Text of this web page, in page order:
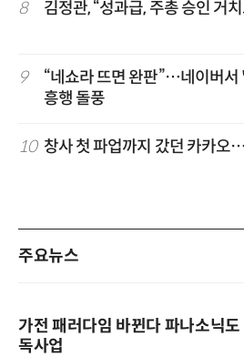
8 김정관, “성과급, 주총 승인 거
9
“네쇼라 뜨면 완판”…네이버서
흥행 돌풍
10 창사 첫 파업까지 갔던 카카오
주요뉴스
가전 패러다임 바뀐다 파나소닉도
독사업